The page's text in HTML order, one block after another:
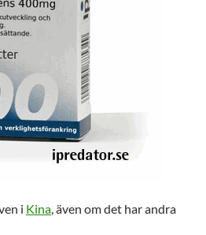
i Kina, även om det har andra